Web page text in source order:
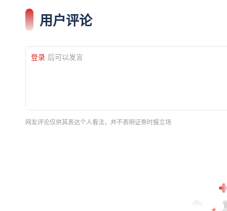
用户评论
登录 后可以发言
网友评论仅供其表达个人看法，并不表明证券时报立场